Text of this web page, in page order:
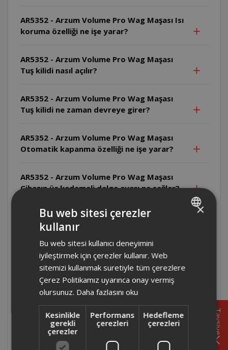
AR5352 - Arzum Volume Pro Wag Maşası Isı
koruma özelliği ne işe yarar?
AR5352 - Arzum Volume Pro Wag Maşası
Tuş kilidi nasıl açılır?
AR5352 - Arzum Volume Pro Wag Maşası
Tuş kilidi ne zaman devreye girer?
AR5352 - Arzum Volume Pro Wag Maşası
Otomatik kapanma özelliği ne işe yarar?
AR5352 - Arzum Volume Pro Wag Maşası
Cihazın üç kademeli dalga ayarı ne sağlar?
AR5352 - Arzum Volume Pro Wag Maşası
Seramik kaplama plakaların avantajı nedir?
AR5352 - Arzum Volume Pro Wag Maşası Seramik
kaplama ısının eşit dağılmasını sağlar ve saçın zarar
Cihaz soğumadan neden saklanmamalıdır?
AR5352 - Arzum Volume Pro Wag Maşası
Tavsiye
×
Bu web sitesi çerezler
kullanır
Bu web sitesi kullanıcı deneyimini
iyileştirmek için çerezler kullanır. Web
sitemizi kullanmak suretiyle tüm çerezlere
Çerez Politikamız uyarınca onay vermiş
olursunuz. Daha fazlasını oku
Kesinlikle
gerekli
çerezler
Performans
çerezleri
Hedefleme
çerezleri